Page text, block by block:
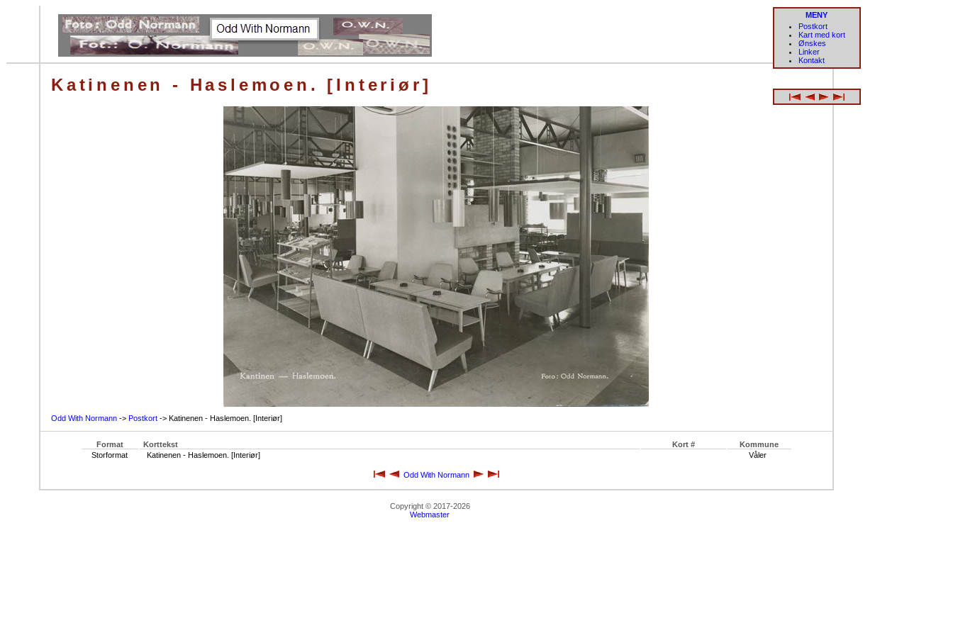
Katinenen - Haslemoen. [Interiør]
Odd With Normann -> Postkort -> Katinenen - Haslemoen. [Interiør]
Format Korttekst Kort #
Kommune
Storformat
Katinenen - Haslemoen. [Interiør] Våler
Odd With Normann
MENY
Postkort
Kart med kort
Ønskes
Linker
Kontakt
Copyright © 2017-2026
Webmaster